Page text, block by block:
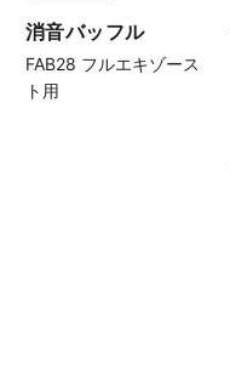
消音バッフル
FAB28 フルエキゾース
ト用